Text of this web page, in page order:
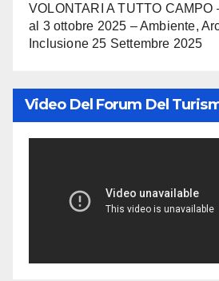
VOLONTARI A TUTTO CAMPO
al 3 ottobre 2025 – Ambiente,
Inclusione 25 Settembre 2025
Video Del Forum Del